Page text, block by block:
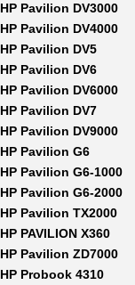
HP Pavilion DV3000
HP Pavilion DV4000
HP Pavilion DV5
HP Pavilion DV6
HP Pavilion DV6000
HP Pavilion DV7
HP Pavilion DV9000
HP Pavilion G6
HP Pavilion G6-1000
HP Pavilion G6-2000
HP Pavilion TX2000
HP PAVILION X360
HP Pavilion ZD7000
HP Probook 4310